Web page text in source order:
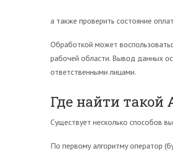
а также проверить состояние
Обработкой может
рабочей области. Вывод данных
ответственными лицами.
Где найти такой
Существует несколько способов
По первому алгоритму оператор